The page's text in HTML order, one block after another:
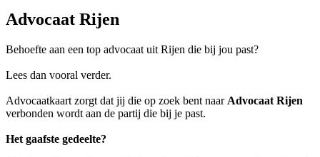
Advocaat Rijen
Behoefte aan een top advocaat uit Rijen die bij jou past?
Lees dan vooral verder.
Advocaatkaart zorgt dat jij die op zoek bent naar Advocaat Rijen
verbonden wordt aan de partij die bij je past.
Het gaafste gedeelte?